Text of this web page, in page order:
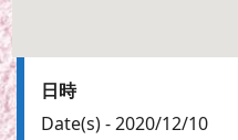
日時
Date(s) - 2020/12/10